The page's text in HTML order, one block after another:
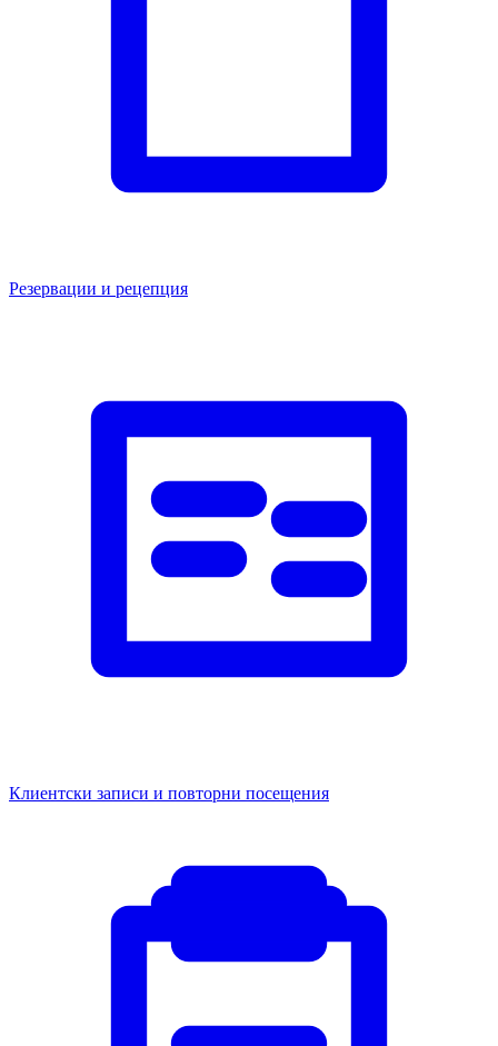
Резервации и рецепция
Клиентски записи и повторни посещения